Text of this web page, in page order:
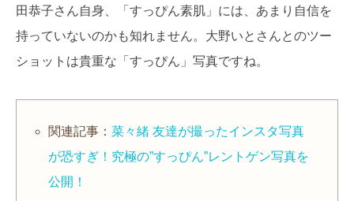
田恭子さん自身、「すっぴん素肌」には、あまり自信を
持っていないのかも知れません。大野いとさんとのツー
ショットは貴重な「すっぴん」写真ですね。
関連記事： 菜々緒 友達が撮ったインスタ写真
が恐すぎ！究極の”すっぴん”レントゲン写真を
公開！